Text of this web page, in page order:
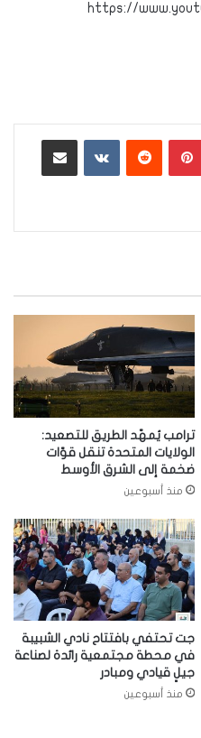
https://
بينتيريست ‏VKontakte
ترامب يُمهّد الطريق للتصعيد:
الولايات المتحدة تنقل قوّات
ضخمة إلى الشرق الأوسط
منذ أسبوعين
جت تحتفي بافتتاح نادي الشبيبة
في محطة مجتمعية رائدة لصناعة
جيلٍ قيادي ومبادر
منذ أسبوعين